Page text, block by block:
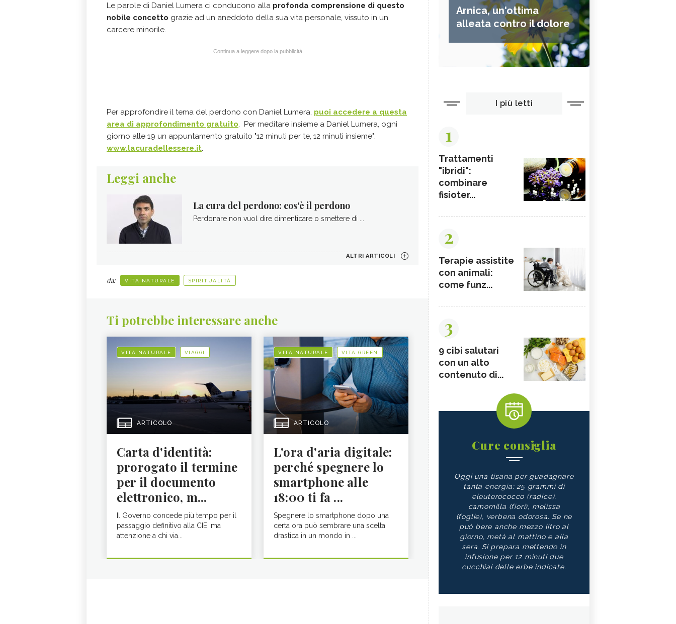
Le parole di Daniel Lumera ci conducono alla profonda comprensione di questo
nobile concetto grazie ad un aneddoto della sua vita personale, vissuto in un
carcere minorile.
Continua a leggere dopo la pubblicità
Per approfondire il tema del perdono con Daniel Lumera, puoi accedere a questa
area di approfondimento gratuito . Per meditare insieme a Daniel Lumera, ogni
giorno alle 19 un appuntamento gratuito "12 minuti per te, 12 minuti insieme":
www.lacuradellessere.it
Leggi anche
La cura del perdono: cos'è il perdono
Perdonare non vuol dire dimenticare o smettere di ...
ALTRI ARTICOLI
da: VITA NATURALE SPIRITUALITÀ
Ti potrebbe interessare anche
VITA NATURALE VIAGGI
ARTICOLO
Carta d'identità:
prorogato il termine
per il documento
elettronico, m...
Il Governo concede più tempo per il
passaggio definitivo alla CIE, ma
attenzione a chi via...
VITA NATURALE VITA GREEN
ARTICOLO
L'ora d'aria digitale:
perché spegnere lo
smartphone alle
18:00 ti fa ...
Spegnere lo smartphone dopo una
certa ora può sembrare una scelta
drastica in un mondo in ...
Arnica, un'ottima
alleata contro il dolore
I più letti
1
Trattamenti
"ibridi":
combinare
fisioter...
2
Terapie assistite
con animali:
come funz...
3
9 cibi salutari
con un alto
contenuto di...
Cure consiglia
Oggi una tisana per guadagnare
tanta energia: 25 grammi di
eleuterococco (radice),
camomilla (fiori), melissa
(foglie), verbena odorosa. Se ne
può bere anche mezzo litro al
giorno, metà al mattino e alla
sera. Si prepara mettendo in
infusione per 12 minuti due
cucchiai delle erbe indicate.